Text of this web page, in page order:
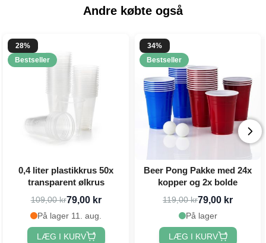
Andre købte også
28%
Bestseller
0,4 liter plastikkrus 50x
transparent ølkrus
109,00 kr79,00 kr
På lager 11. aug.
LÆG I KURV
34%
Bestseller
Beer Pong Pakke med 24x
kopper og 2x bolde
119,00 kr79,00 kr
På lager
LÆG I KURV